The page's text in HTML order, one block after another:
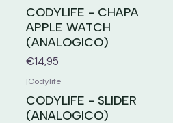
CODYLIFE - CHAPA
APPLE WATCH
(ANALOGICO)
€14,95
|Codylife
CODYLIFE - SLIDER
(ANALOGICO)